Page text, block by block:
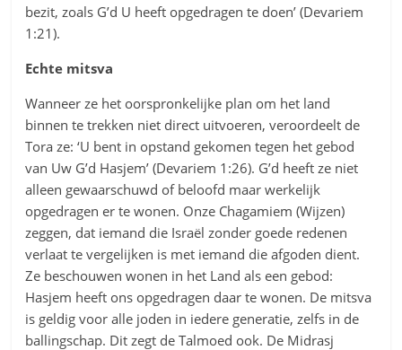
bezit, zoals G’d U heeft opgedragen te doen’ (Devariem
1:21).
Echte mitsva
Wanneer ze het oorspronkelijke plan om het land
binnen te trekken niet direct uitvoeren, veroordeelt de
Tora ze: ‘U bent in opstand gekomen tegen het gebod
van Uw G’d Hasjem’ (Devariem 1:26). G’d heeft ze niet
alleen gewaarschuwd of beloofd maar werkelijk
opgedragen er te wonen. Onze Chagamiem (Wijzen)
zeggen, dat iemand die Israël zonder goede redenen
verlaat te vergelijken is met iemand die afgoden dient.
Ze beschouwen wonen in het Land als een gebod:
Hasjem heeft ons opgedragen daar te wonen. De mitsva
is geldig voor alle joden in iedere generatie, zelfs in de
ballingschap. Dit zegt de Talmoed ook. De Midrasj